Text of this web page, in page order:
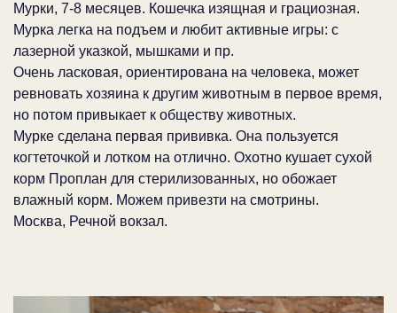
Мурки, 7-8 месяцев. Кошечка изящная и грациозная.
Мурка легка на подъем и любит активные игры: с
лазерной указкой, мышками и пр.
Очень ласковая, ориентирована на человека, может
ревновать хозяина к другим животным в первое время,
но потом привыкает к обществу животных.
Мурке сделана первая прививка. Она пользуется
когтеточкой и лотком на отлично. Охотно кушает сухой
корм Проплан для стерилизованных, но обожает
влажный корм. Можем привезти на смотрины.
Москва, Речной вокзал.